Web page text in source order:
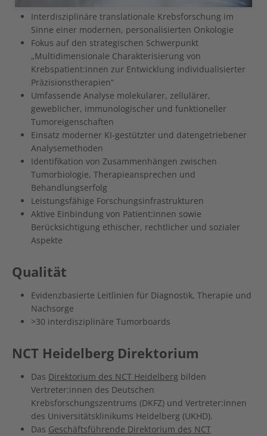
Interdisziplinäre translationale Krebsforschung im
Sinne einer modernen, personalisierten Onkologie
Fokus auf den strategischen Schwerpunkt
„Multidimensionale Charakterisierung von
Krebspatient:innen zur Entwicklung individualisierter
Präzisionstherapien“
Umfassende Analyse molekularer, zellulärer,
geweblicher, immunologischer und funktioneller
Tumoreigenschaften
Einsatz moderner KI-gestützter und datengetriebener
Analysemethoden
Identifikation von Zusammenhängen zwischen
Tumorbiologie, Therapieansprechen und
Behandlungserfolg
Leistungsfähige Forschungsinfrastrukturen
Aktive Einbindung von Patient:innen sowie
Berücksichtigung ethischer, rechtlicher und sozialer
Aspekte
Qualität
Evidenzbasierte Leitlinien für Diagnostik, Therapie und
Nachsorge
>30 interdisziplinäre Tumorboards
NCT Heidelberg Direktorium
Das Direktorium des NCT Heidelberg bilden
Vertreter:innen des Deutschen
Krebsforschungszentrums (DKFZ) und Vertreter:innen
des Universitätsklinikums Heidelberg (UKHD).
Das Geschäftsführende Direktorium des NCT